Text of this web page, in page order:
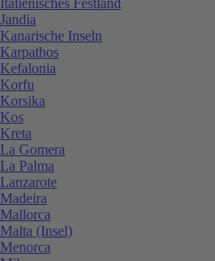
Jandia
Kanarische Inseln
Karpathos
Kefalonia
Korfu
Korsika
Kos
Kreta
La Gomera
La Palma
Lanzarote
Madeira
Mallorca
Malta (Insel)
Menorca